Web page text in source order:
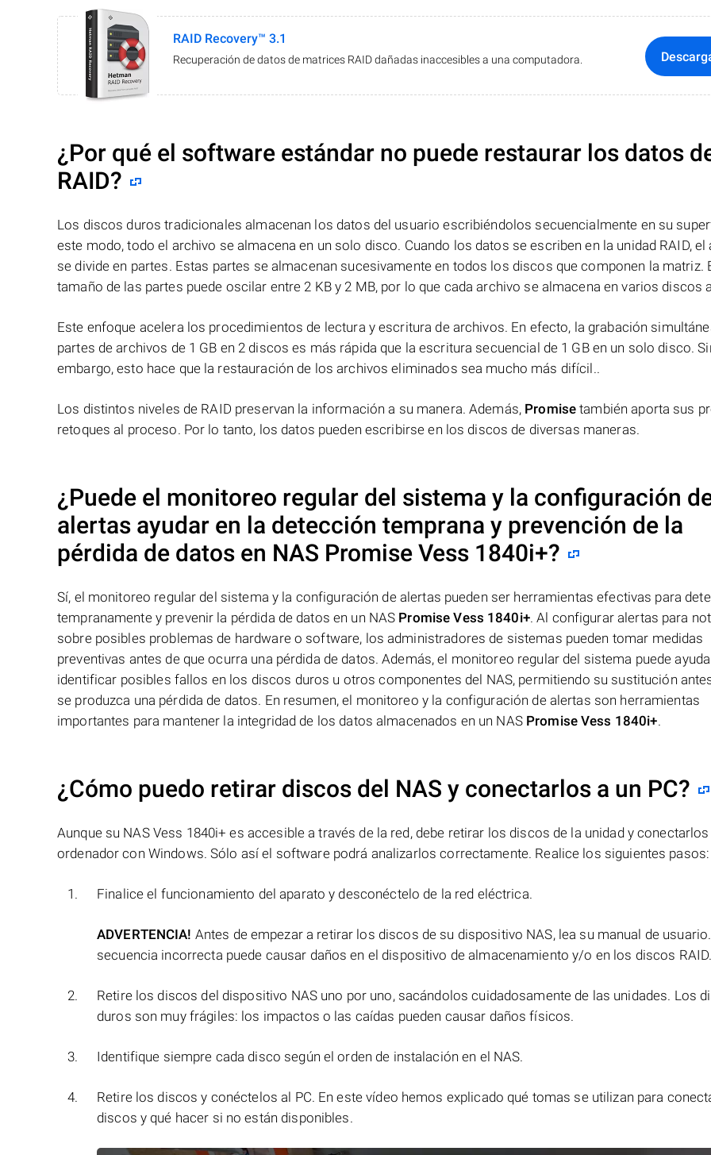
RAID Recovery™ 3.1
Recuperación de datos de matrices RAID dañadas inaccesibles a una computadora.
¿Por qué el software estándar no puede restaurar los datos
RAID?
Los discos duros tradicionales almacenan los datos del usuario escribiéndolos secuencialmente en su
este modo, todo el archivo se almacena en un solo disco. Cuando los datos se escriben en la unidad RAID, el
se divide en partes. Estas partes se almacenan sucesivamente en todos los discos que componen la matriz.
tamaño de las partes puede oscilar entre 2 KB y 2 MB, por lo que cada archivo se almacena en varios discos
Este enfoque acelera los procedimientos de lectura y escritura de archivos. En efecto, la grabación
partes de archivos de 1 GB en 2 discos es más rápida que la escritura secuencial de 1 GB en un solo disco.
embargo, esto hace que la restauración de los archivos eliminados sea mucho más difícil..
Los distintos niveles de RAID preservan la información a su manera. Además, Promise también aporta sus
retoques al proceso. Por lo tanto, los datos pueden escribirse en los discos de diversas maneras.
¿Puede el monitoreo regular del sistema y la configuración
alertas ayudar en la detección temprana y prevención de la
pérdida de datos en NAS Promise Vess 1840i+?
Sí, el monitoreo regular del sistema y la configuración de alertas pueden ser herramientas efectivas para
tempranamente y prevenir la pérdida de datos en un NAS Promise Vess 1840i+. Al configurar alertas para
sobre posibles problemas de hardware o software, los administradores de sistemas pueden tomar medidas
preventivas antes de que ocurra una pérdida de datos. Además, el monitoreo regular del sistema puede
identificar posibles fallos en los discos duros u otros componentes del NAS, permitiendo su sustitución
se produzca una pérdida de datos. En resumen, el monitoreo y la configuración de alertas son herramientas
importantes para mantener la integridad de los datos almacenados en un NAS Promise Vess 1840i+.
¿Cómo puedo retirar discos del NAS y conectarlos a un PC?
Aunque su NAS Vess 1840i+ es accesible a través de la red, debe retirar los discos de la unidad y conectarlos
ordenador con Windows. Sólo así el software podrá analizarlos correctamente. Realice los siguientes pasos:
Finalice el funcionamiento del aparato y desconéctelo de la red eléctrica.
ADVERTENCIA! Antes de empezar a retirar los discos de su dispositivo NAS, lea su manual de
secuencia incorrecta puede causar daños en el dispositivo de almacenamiento y/o en los discos
Retire los discos del dispositivo NAS uno por uno, sacándolos cuidadosamente de las unidades. Los
duros son muy frágiles: los impactos o las caídas pueden causar daños físicos.
Identifique siempre cada disco según el orden de instalación en el NAS.
Retire los discos y conéctelos al PC. En este vídeo hemos explicado qué tomas se utilizan para
discos y qué hacer si no están disponibles.